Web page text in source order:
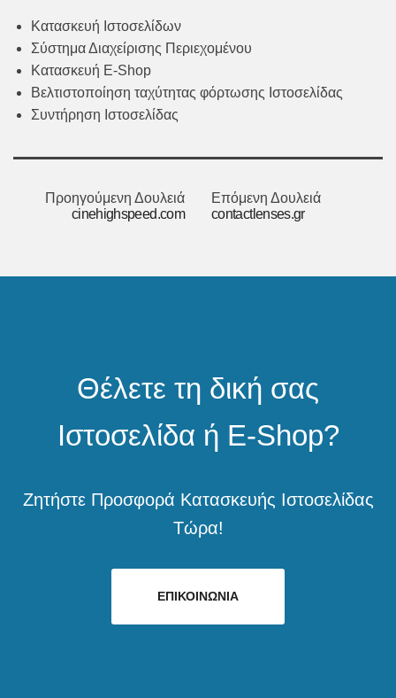
Κατασκευή Ιστοσελίδων
Σύστημα Διαχείρισης Περιεχομένου
Κατασκευή E-Shop
Βελτιστοποίηση ταχύτητας φόρτωσης Ιστοσελίδας
Συντήρηση Ιστοσελίδας
Προηγούμενη Δουλειά
cinehighspeed.com
Επόμενη Δουλειά
contactlenses.gr
Θέλετε τη δική σας
Ιστοσελίδα ή E-Shop?
Ζητήστε Προσφορά Κατασκευής Ιστοσελίδας
Τώρα!
ΕΠΙΚΟΙΝΩΝΙΑ